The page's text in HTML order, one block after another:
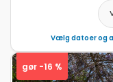
Vælg datoer og
gør -16 %